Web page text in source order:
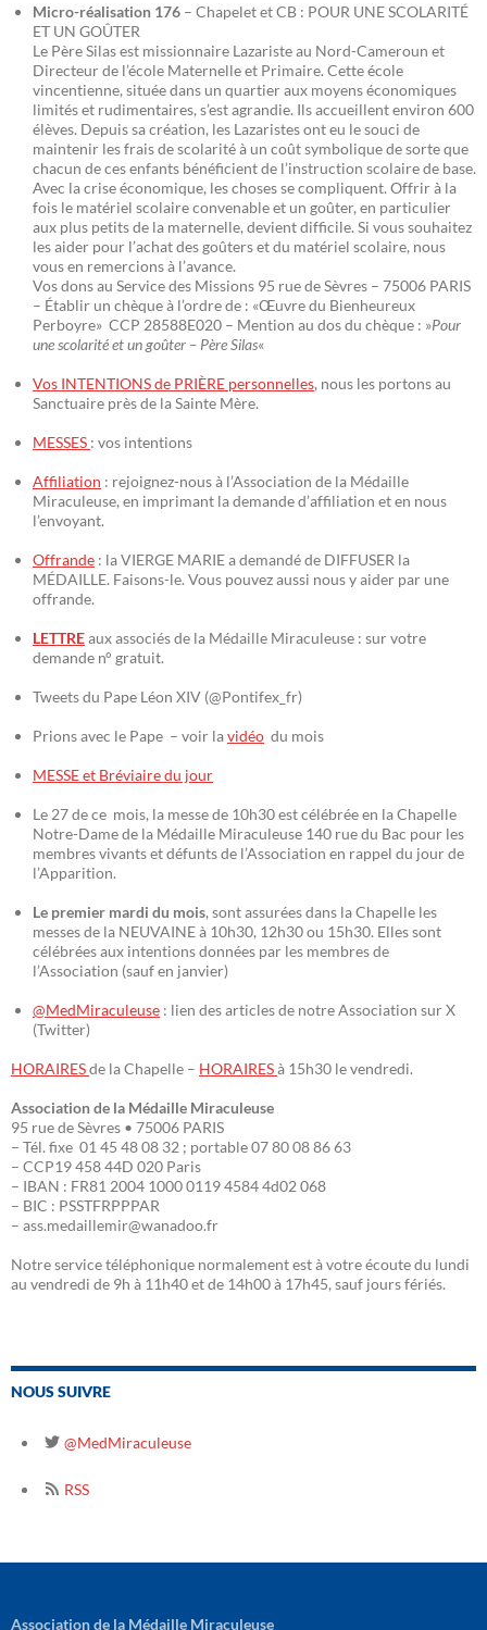
Micro-réalisation 176 – Chapelet et CB : POUR UNE SCOLARITÉ
ET UN GOÛTER
Le Père Silas est missionnaire Lazariste au Nord-Cameroun et
Directeur de l’école Maternelle et Primaire. Cette école
vincentienne, située dans un quartier aux moyens économiques
limités et rudimentaires, s’est agrandie. Ils accueillent environ 600
élèves. Depuis sa création, les Lazaristes ont eu le souci de
maintenir les frais de scolarité à un coût symbolique de sorte que
chacun de ces enfants bénéficient de l’instruction scolaire de base.
Avec la crise économique, les choses se compliquent. Offrir à la
fois le matériel scolaire convenable et un goûter, en particulier
aux plus petits de la maternelle, devient difficile. Si vous souhaitez
les aider pour l’achat des goûters et du matériel scolaire, nous
vous en remercions à l’avance.
Vos dons au Service des Missions 95 rue de Sèvres – 75006 PARIS
– Établir un chèque à l’ordre de : «Œuvre du Bienheureux
Perboyre» CCP 28588E020 – Mention au dos du chèque : »Pour
une scolarité et un goûter – Père Silas«
Vos INTENTIONS de PRIÈRE personnelles, nous les portons au
Sanctuaire près de la Sainte Mère.
MESSES : vos intentions
Affiliation : rejoignez-nous à l’Association de la Médaille
Miraculeuse, en imprimant la demande d’affiliation et en nous
l’envoyant.
Offrande : la VIERGE MARIE a demandé de DIFFUSER la
MÉDAILLE. Faisons-le. Vous pouvez aussi nous y aider par une
offrande.
LETTREaux associés de la Médaille Miraculeuse : sur votre
demande n° gratuit.
Tweets du Pape Léon XIV (@Pontifex_fr)
Prions avec le Pape – voir lavidéo du mois
MESSE et Bréviaire du jour
Le 27 de ce mois, la messe de 10h30 est célébrée en la Chapelle
Notre-Dame de la Médaille Miraculeuse 140 rue du Bac pour les
membres vivants et défunts de l’Association en rappel du jour de
l’Apparition.
Le premier mardi du mois, sont assurées dans la Chapelle les
messes de la NEUVAINE à 10h30, 12h30 ou 15h30. Elles sont
célébrées aux intentions données par les membres de
l’Association (sauf en janvier)
@MedMiraculeuse : lien des articles de notre Association sur X
(Twitter)
HORAIRESde la Chapelle – HORAIRESà 15h30 le vendredi.
Association de la Médaille Miraculeuse
95 rue de Sèvres • 75006 PARIS
– Tél. fixe 01 45 48 08 32 ; portable 07 80 08 86 63
– CCP19 458 44D 020 Paris
– IBAN : FR81 2004 1000 0119 4584 4d02 068
– BIC : PSSTFRPPPAR
– ass.medaillemir@wanadoo.fr
Notre service téléphonique normalement est à votre écoute du lundi
au vendredi de 9h à 11h40 et de 14h00 à 17h45, sauf jours fériés.
NOUS SUIVRE
@MedMiraculeuse
RSS
Association de la Médaille Miraculeuse